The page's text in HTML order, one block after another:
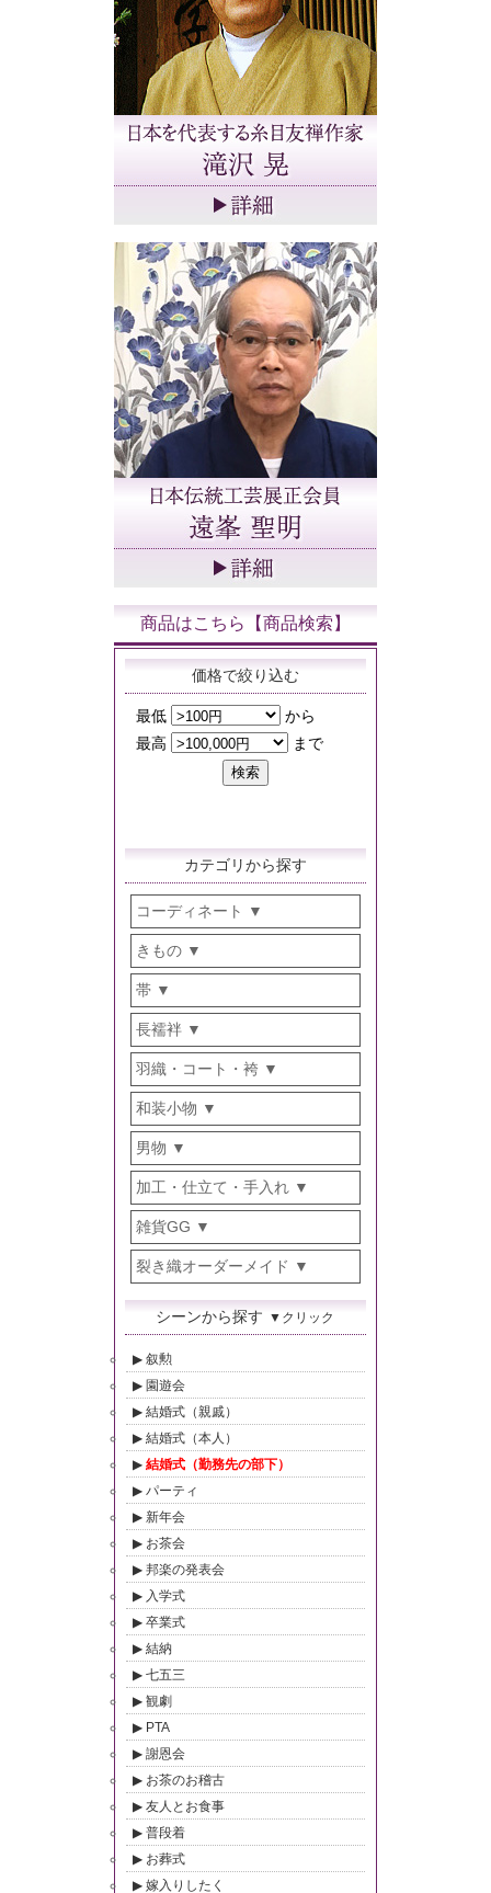
商品はこちら【商品検索】
価格で絞り込む
カテゴリから探す
コーディネート
きもの
帯
長襦袢
羽織・コート・袴
和装小物
男物
加工・仕立て・手入れ
雑貨GG
裂き織オーダーメイド
シーンから探す ▼クリック
叙勲
園遊会
結婚式（親戚）
結婚式（本人）
結婚式（勤務先の部下）
パーティ
新年会
お茶会
邦楽の発表会
入学式
卒業式
結納
七五三
観劇
PTA
謝恩会
お茶のお稽古
友人とお食事
普段着
お葬式
嫁入りしたく